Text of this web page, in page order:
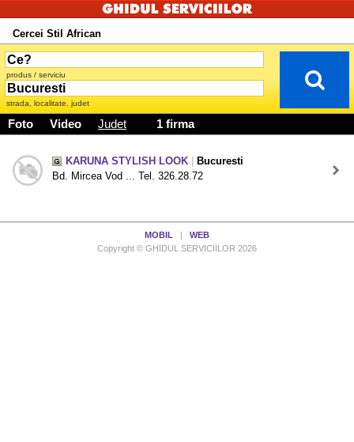
Cercei Stil African
produs / serviciu
strada, localitate, judet
Foto Video Judet 1 firma
KARUNA STYLISH LOOK
Bucuresti
Bd. Mircea Vod ... Tel. 326.28.72
MOBIL
WEB
Copyright © GHIDUL SERVICIILOR 2026